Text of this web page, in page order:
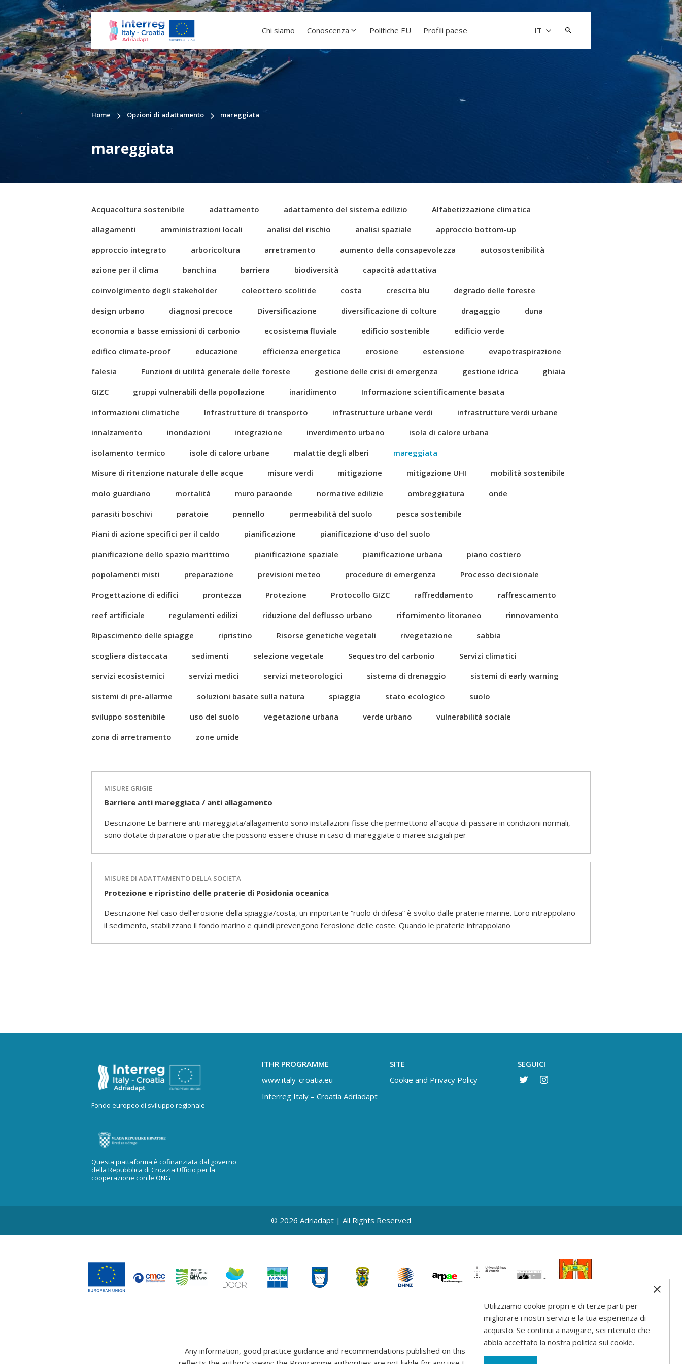
IT
Chi siamo Conoscenza Politiche EU Profili paese
Home Opzioni di adattamento mareggiata
mareggiata
Acquacoltura sostenibile adattamento adattamento del sistema edilizio
Alfabetizzazione climatica
allagamenti
amministrazioni locali analisi del rischio analisi spaziale
approccio bottom-up
approccio integrato
arboricoltura arretramento aumento della consapevolezza
autosostenibilità
azione per il clima
banchina barriera biodiversità
capacità adattativa
coinvolgimento degli stakeholder
coleottero scolitide costa crescita blu
degrado delle foreste
design urbano
diagnosi precoce Diversificazione diversificazione di colture dragaggio
duna
economia a basse emissioni di carbonio
ecosistema fluviale edificio sostenible
edificio verde
edifico climate-proof
educazione efficienza energetica erosione estensione
evapotraspirazione
falesia
Funzioni di utilità generale delle foreste gestione delle crisi di emergenza gestione idrica
ghiaia
GIZC
gruppi vulnerabili della popolazione inaridimento
Informazione scientificamente basata
informazioni climatiche
Infrastrutture di transporto infrastrutture urbane verdi
infrastrutture verdi urbane
innalzamento
inondazioni integrazione inverdimento urbano
isola di calore urbana
isolamento termico
isole di calore urbane malattie degli alberi
mareggiata
Misure di ritenzione naturale delle acque
misure verdi mitigazione mitigazione UHI
mobilità sostenibile
molo guardiano
mortalità muro paraonde normative edilizie ombreggiatura
onde
parasiti boschivi
paratoie pennello permeabilità del suolo
pesca sostenibile
Piani di azione specifici per il caldo
pianificazione
pianificazione d'uso del suolo
pianificazione dello spazio marittimo
pianificazione spaziale pianificazione urbana
piano costiero
popolamenti misti
preparazione previsioni meteo procedure di emergenza
Processo decisionale
Progettazione di edifici
prontezza Protezione Protocollo GIZC raffreddamento
raffrescamento
reef artificiale
regulamenti edilizi riduzione del deflusso urbano rifornimento litoraneo
rinnovamento
Ripascimento delle spiagge
ripristino Risorse genetiche vegetali rivegetazione
sabbia
scogliera distaccata
sedimenti selezione vegetale Sequestro del carbonio
Servizi climatici
servizi ecosistemici
servizi medici servizi meteorologici sistema di drenaggio
sistemi di early warning
sistemi di pre-allarme
soluzioni basate sulla natura spiaggia stato ecologico
suolo
sviluppo sostenibile
uso del suolo vegetazione urbana verde urbano
vulnerabilità sociale
zona di arretramento
zone umide
MISURE GRIGIE
Barriere anti mareggiata / anti allagamento
Descrizione Le barriere anti mareggiata/allagamento sono installazioni fisse che permettono all’acqua di passare in condizioni normali,
sono dotate di paratoie o paratie che possono essere chiuse in caso di mareggiate o maree sizigiali per
MISURE DI ADATTAMENTO DELLA SOCIETA
Protezione e ripristino delle praterie di Posidonia oceanica
Descrizione Nel caso dell’erosione della spiaggia/costa, un importante “ruolo di difesa” è svolto dalle praterie marine. Loro intrappolano
il sedimento, stabilizzano il fondo marino e quindi prevengono l’erosione delle coste. Quando le praterie intrappolano
Fondo europeo di sviluppo regionale
Questa piattaforma è cofinanziata dal governo
della Repubblica di Croazia Ufficio per la
cooperazione con le ONG
ITHR PROGRAMME
www.italy-croatia.eu
Interreg Italy – Croatia Adriadapt
SITE
Cookie and Privacy Policy
SEGUICI
© 2026 Adriadapt | All Rights Reserved
Any information, good practice guidance and recommendations published on this web site
Utilizziamo cookie propri e di terze parti per
migliorare i nostri servizi e la tua esperienza di
acquisto. Se continui a navigare, sei ritenuto che
abbia accettato la nostra politica sui cookie.